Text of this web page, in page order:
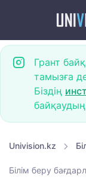
Грант
тамызға
Біздің
байқаудың
Univision.kz
Білім беру